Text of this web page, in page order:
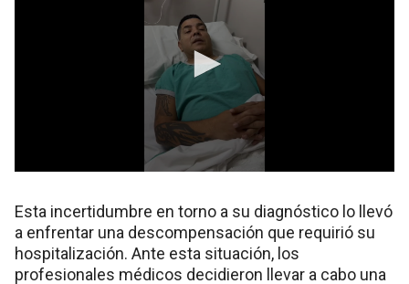
Esta incertidumbre en torno a su diagnóstico lo llevó
a enfrentar una descompensación que requirió su
hospitalización. Ante esta situación, los
profesionales médicos decidieron llevar a cabo una